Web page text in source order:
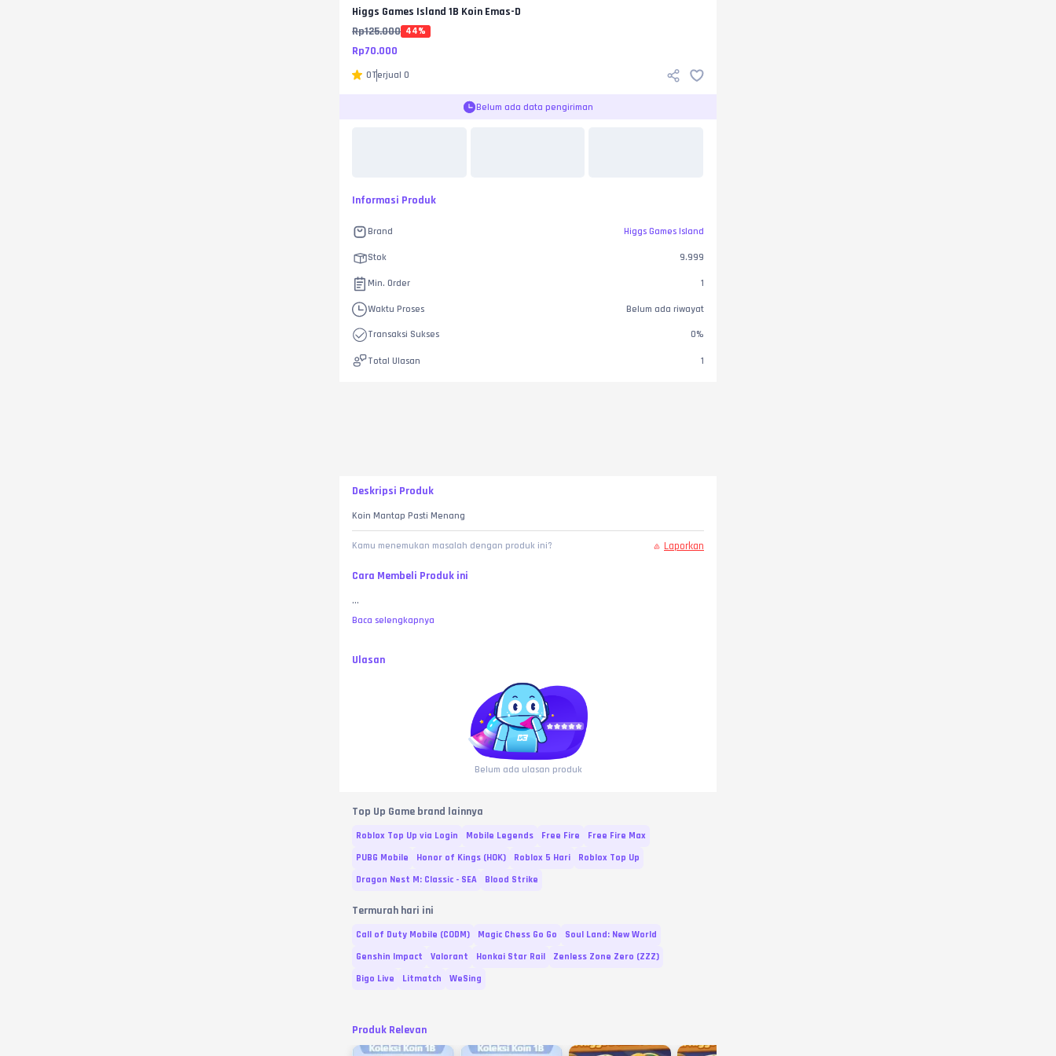
Higgs Games Island 1B Koin Emas-D
Rp125.000 44%
Rp70.000
0Terjual 0
Belum ada data pengiriman
Informasi Produk
Brand Higgs Games Island
Stok 9.999
Min. Order 1
Waktu Proses Belum ada riwayat
Transaksi Sukses 0%
Total Ulasan 1
Deskripsi Produk
Koin Mantap Pasti Menang
Kamu menemukan masalah dengan produk ini? Laporkan
Cara Membeli Produk ini
...
Baca selengkapnya
Ulasan
Belum ada ulasan produk
Top Up Game brand lainnya
Roblox Top Up via Login Mobile Legends Free Fire
Free Fire Max
PUBG Mobile
Honor of Kings (HOK) Roblox 5 Hari
Roblox Top Up
Dragon Nest M: Classic - SEA
Blood Strike
Termurah hari ini
Call of Duty Mobile (CODM) Magic Chess Go Go
Soul Land: New World
Genshin Impact
Valorant Honkai Star Rail
Zenless Zone Zero (ZZZ)
Bigo Live
Litmatch WeSing
Produk Relevan